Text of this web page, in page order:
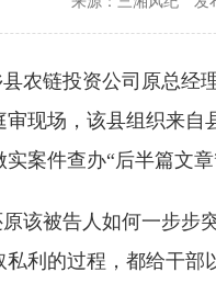
农链投资公司原总
现场，该县组织来
案件查办“后半篇文
该被告人如何一步步
利的过程，都给干部